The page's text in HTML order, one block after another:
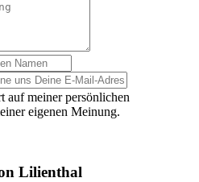
auf meiner persönlichen
eigenen Meinung.
Lilienthal